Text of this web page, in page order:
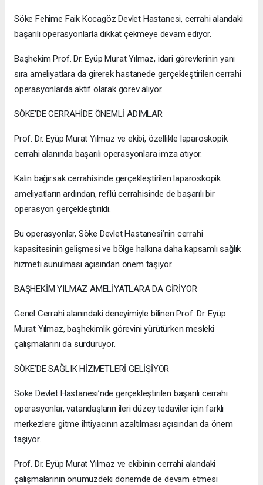
Söke Fehime Faik Kocagöz Devlet Hastanesi, cerrahi alandaki
başarılı operasyonlarla dikkat çekmeye devam ediyor.
Başhekim Prof. Dr. Eyüp Murat Yılmaz, idari görevlerinin yanı
sıra ameliyatlara da girerek hastanede gerçekleştirilen cerrahi
operasyonlarda aktif olarak görev alıyor.
SÖKE’DE CERRAHİDE ÖNEMLİ ADIMLAR
Prof. Dr. Eyüp Murat Yılmaz ve ekibi, özellikle laparoskopik
cerrahi alanında başarılı operasyonlara imza atıyor.
Kalın bağırsak cerrahisinde gerçekleştirilen laparoskopik
ameliyatların ardından, reflü cerrahisinde de başarılı bir
operasyon gerçekleştirildi.
Bu operasyonlar, Söke Devlet Hastanesi’nin cerrahi
kapasitesinin gelişmesi ve bölge halkına daha kapsamlı sağlık
hizmeti sunulması açısından önem taşıyor.
BAŞHEKİM YILMAZ AMELİYATLARA DA GİRİYOR
Genel Cerrahi alanındaki deneyimiyle bilinen Prof. Dr. Eyüp
Murat Yılmaz, başhekimlik görevini yürütürken mesleki
çalışmalarını da sürdürüyor.
SÖKE’DE SAĞLIK HİZMETLERİ GELİŞİYOR
Söke Devlet Hastanesi’nde gerçekleştirilen başarılı cerrahi
operasyonlar, vatandaşların ileri düzey tedaviler için farklı
merkezlere gitme ihtiyacının azaltılması açısından da önem
taşıyor.
Prof. Dr. Eyüp Murat Yılmaz ve ekibinin cerrahi alandaki
çalışmalarının önümüzdeki dönemde de devam etmesi